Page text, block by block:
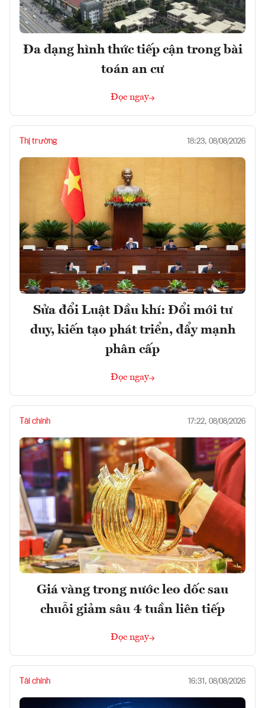
Đa dạng hình thức tiếp cận trong bài
toán an cư
Đọc ngay
Thị trường 18:23, 08/08/2026
Sửa đổi Luật Dầu khí: Đổi mới tư
duy, kiến tạo phát triển, đẩy mạnh
phân cấp
Đọc ngay
Tài chính 17:22, 08/08/2026
Giá vàng trong nước leo dốc sau
chuỗi giảm sâu 4 tuần liên tiếp
Đọc ngay
Tài chính 16:31, 08/08/2026